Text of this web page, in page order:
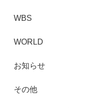
WBS
WORLD
お知らせ
その他